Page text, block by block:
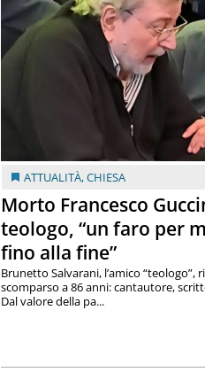
ATTUALITÀ,CHIESA
Morto Francesco
teologo, “un faro per
fino alla fine”
Brunetto Salvarani, l’amico “teologo”,
scomparso a 86 anni: cantautore,
Dal valore della pa...